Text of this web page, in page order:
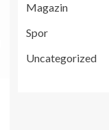
Magazin
Spor
Uncategorized